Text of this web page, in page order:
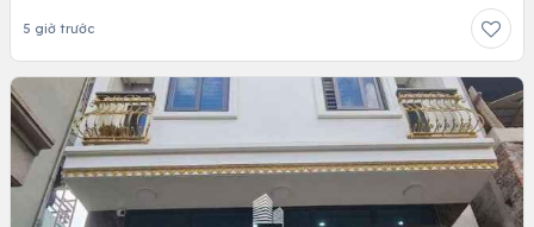
5 giờ trước